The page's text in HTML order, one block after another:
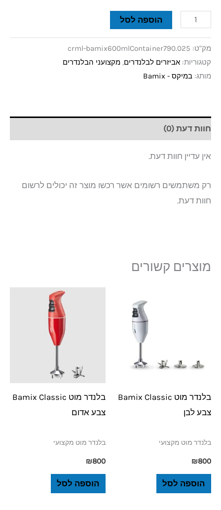
הוספה לסל
מק"ט: crml-bamix600mlContainer790.025
קטגוריות: אביזרים לבלנדרים, מקצועני הבלנדרים
מותג: במיקס - Bamix
חוות דעת (0)
אין עדיין חוות דעת.
רק משתמשים רשומים אשר רכשו מוצר זה יכולים לרשום
חוות דעת.
מוצרים קשורים
בלנדר מוט Bamix Classic
צבע לבן
בלנדר מוט מקצועי
₪800
הוספה לסל
בלנדר מוט Bamix Classic
צבע אדום
בלנדר מוט מקצועי
₪800
הוספה לסל